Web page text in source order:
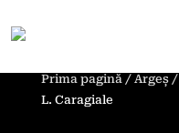
Prima pagină/ Argeș/
L. Caragiale